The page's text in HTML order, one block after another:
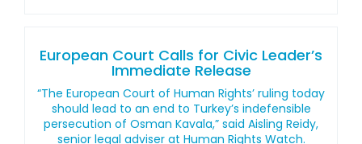
European Court Calls for Civic Leader’s
Immediate Release
“The European Court of Human Rights’ ruling today
should lead to an end to Turkey’s indefensible
persecution of Osman Kavala,” said Aisling Reidy,
senior legal adviser at Human Rights Watch.